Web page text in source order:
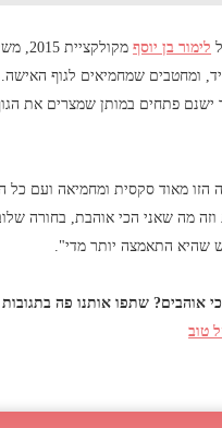
לימור בן יוסף
ומחטבים שמחמיאים לגוף
פתחים במותן שמצרים את
מאוד סקסית ומחמיאה ועם כל
מה שאני הכי אוהבת, בחורה
שהיא התאמצה יותר מדי".
אוהבים? שתפו אותנו פה בתגובות
טוב